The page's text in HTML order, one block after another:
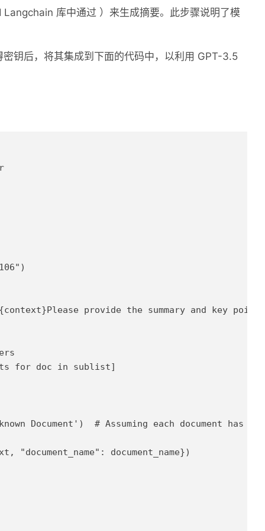
库中通过 ）来生成摘要。此步骤说明了模
钥后，将其集成到下面的代码中，以利用 GPT-3.5
provide the summary and key
for doc in sublist]
Document')  # Assuming each document has a
"document_name": document_name})